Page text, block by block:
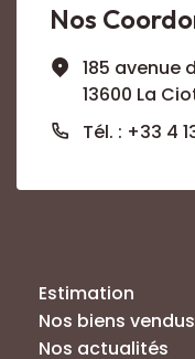
Nos
185 avenue
13600 La
Tél. : +33 4
Estimation
Nos biens vendus
Nos actualités